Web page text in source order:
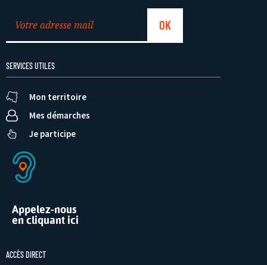
SERVICES UTILES
Mon territoire
Mes démarches
Je participe
Appelez-nous
en cliquant ici
ACCÈS DIRECT